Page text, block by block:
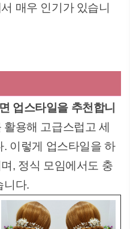
매우 인기가 있습니
업스타일을 추천합니
용해 고급스럽고 세
이렇게 업스타일을 하
, 정식 모임에서도 충
니다.